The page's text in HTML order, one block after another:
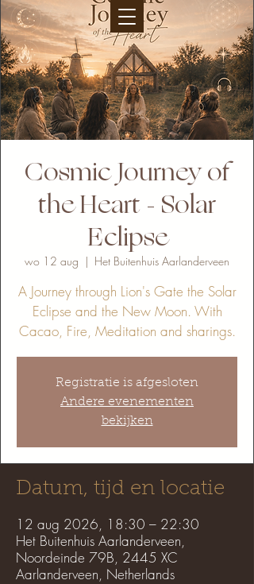
Cosmic Journey of
the Heart - Solar
Eclipse
wo 12 aug
  |
Het Buitenhuis Aarlanderveen
A Journey through Lion's Gate the Solar
Eclipse and the New Moon. With
Cacao, Fire, Meditation and sharings.
Registratie is afgesloten
Andere evenementen
bekijken
Datum, tijd en locatie
12 aug 2026, 18:30 – 22:30
Het Buitenhuis Aarlanderveen,
Noordeinde 79B, 2445 XC
Aarlanderveen, Netherlands